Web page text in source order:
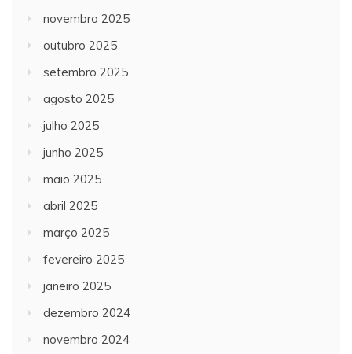
novembro 2025
outubro 2025
setembro 2025
agosto 2025
julho 2025
junho 2025
maio 2025
abril 2025
março 2025
fevereiro 2025
janeiro 2025
dezembro 2024
novembro 2024